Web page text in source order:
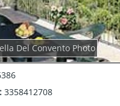
Del Convento Photo
3358412708